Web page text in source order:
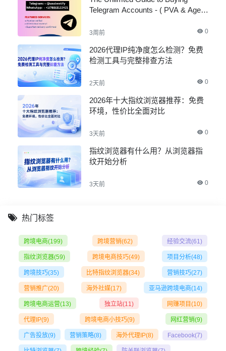
Telegram Accounts - ( PVA & Aged
3周前 0
2026代理IP纯净度怎么检测？免费
检测工具与完整排查方法
2天前 0
2026年十大指纹浏览器推荐：免费
环境，性价比全面对比
3天前 0
指纹浏览器有什么用？从浏览器指
纹开始分析
3天前 0
热门标签
跨境电商(199) 跨境营销(62) 经验交流(61)
指纹浏览器(59) 跨境电商技巧(49) 项目分析(48)
跨境技巧(35) 比特指纹浏览器(34) 营销技巧(27)
营销推广(20) 海外社媒(17) 亚马逊跨境电商(14)
跨境电商运营(13) 独立站(11) 网赚项目 (10)
代理IP(9) 跨境电商小技巧(9) 网红营销(9)
广告投放(9) 营销策略(8) 海外代理IP(8) Facebook(7)